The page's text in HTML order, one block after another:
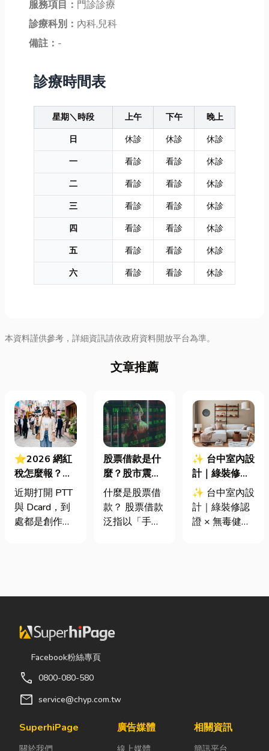
服務項目： 門診診療
診療科別： 內科,兒科
備註： -
診療時間表
星期＼時段 上午 下午
晚上
日
休診 休診
休診
一
看診 看診
休診
二
看診 看診
休診
三
看診 看診
休診
四
看診 看診
休診
五
看診 看診
休診
六
看診 看診 休診
本資料謹供參考，詳細資訊請依政府資料開放平台為準。
文章推薦
⭐2026 網紅
稅怎麼報？一
篇看懂課稅門
檻、追溯年限
與合法節稅，
近期打開 PTT
與 Dcard，到
處都是創作者
紅稅」不是一
稅目，而是政
府針對網路數
位收入落實的
紅稅是指個人
或經營團隊透
（如
股票借款是什
麼？股市震盪|
股票借款、股
票質借、當鋪
借款完整比較
什麼是股票借
款？ 股票借款
泛指以「手中
的融資方式，
能取得資金應
依承作單位不
為證券公司的
✨ 台中室內設
計｜綠裝修認
證 × 無毒健康
建材，打造安
全、舒適又有
✨ 台中室內設
計｜綠裝修認
證 × 無毒健康
其實一間專業
兼具美感、機
Facebook粉絲專頁
call 0800-080-580
mail service@chyp.com.tw
SuperhiPage
關於我們
廣告媒體
線上媒體
相關資訊
簡訊平台